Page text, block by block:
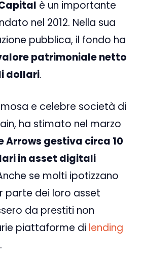
è un importante
nel 2012. Nella sua
pubblica, il fondo ha
patrimoniale netto
dollari.
e celebre società di
ha stimato nel marzo
Arrows gestiva circa 10
in asset digitali
se molti ipotizzano
parte dei loro asset
da prestiti non
piattaforme di lending
.